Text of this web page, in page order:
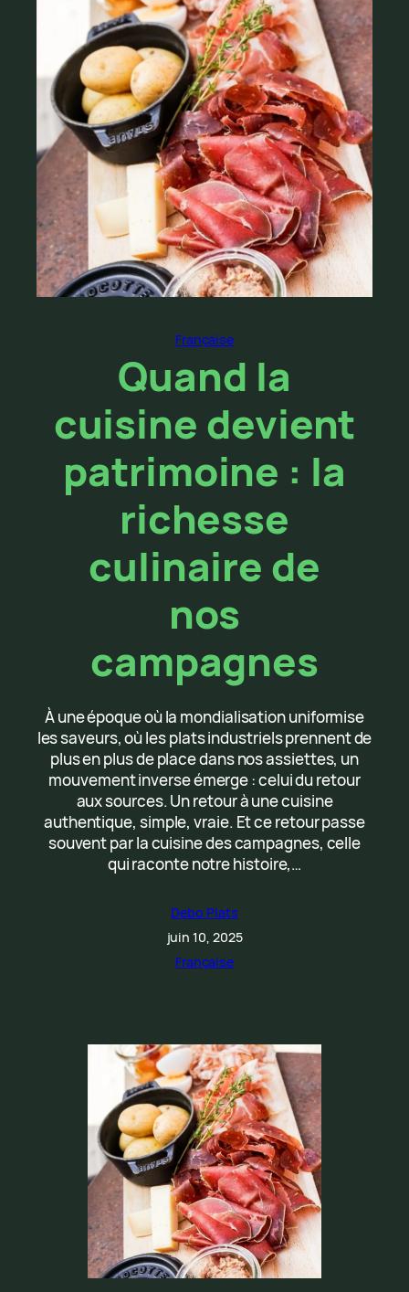
Française
Quand la
cuisine devient
patrimoine : la
richesse
culinaire de
nos
campagnes
À une époque où la mondialisation uniformise
les saveurs, où les plats industriels prennent de
plus en plus de place dans nos assiettes, un
mouvement inverse émerge : celui du retour
aux sources. Un retour à une cuisine
authentique, simple, vraie. Et ce retour passe
souvent par la cuisine des campagnes, celle
qui raconte notre histoire,…
Debo Plats
juin 10, 2025
Française